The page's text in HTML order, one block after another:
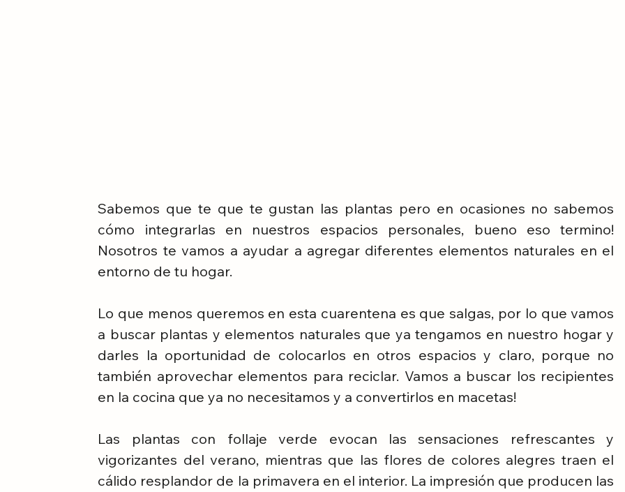
Sabemos que te que te gustan las plantas pero en ocasiones no sabemos
cómo integrarlas en nuestros espacios personales, bueno eso termino!
Nosotros te vamos a ayudar a agregar diferentes elementos naturales en el
entorno de tu hogar.
Lo que menos queremos en esta cuarentena es que salgas, por lo que vamos
a buscar plantas y elementos naturales que ya tengamos en nuestro hogar y
darles la oportunidad de colocarlos en otros espacios y claro, porque no
también aprovechar elementos para reciclar. Vamos a buscar los recipientes
en la cocina que ya no necesitamos y a convertirlos en macetas!
Las plantas con follaje verde evocan las sensaciones refrescantes y
vigorizantes del verano, mientras que las flores de colores alegres traen el
cálido resplandor de la primavera en el interior. La impresión que producen las